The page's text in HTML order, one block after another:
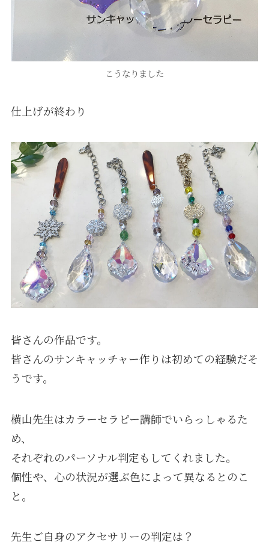
こうなりました
仕上げが終わり
皆さんの作品です。
皆さんのサンキャッチャー作りは初めての経験だそ
うです。
横山先生はカラーセラピー講師でいらっしゃるた
め、
それぞれのパーソナル判定もしてくれました。
個性や、心の状況が選ぶ色によって異なるとのこ
と｡
先生ご自身のアクセサリーの判定は？